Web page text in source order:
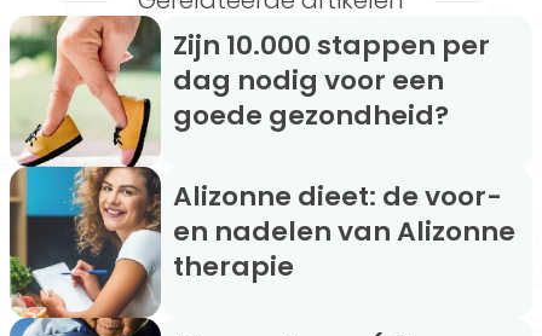
Zijn 10.000 stappen per
dag nodig voor een
goede gezondheid?
Alizonne dieet: de voor-
en nadelen van Alizonne
therapie